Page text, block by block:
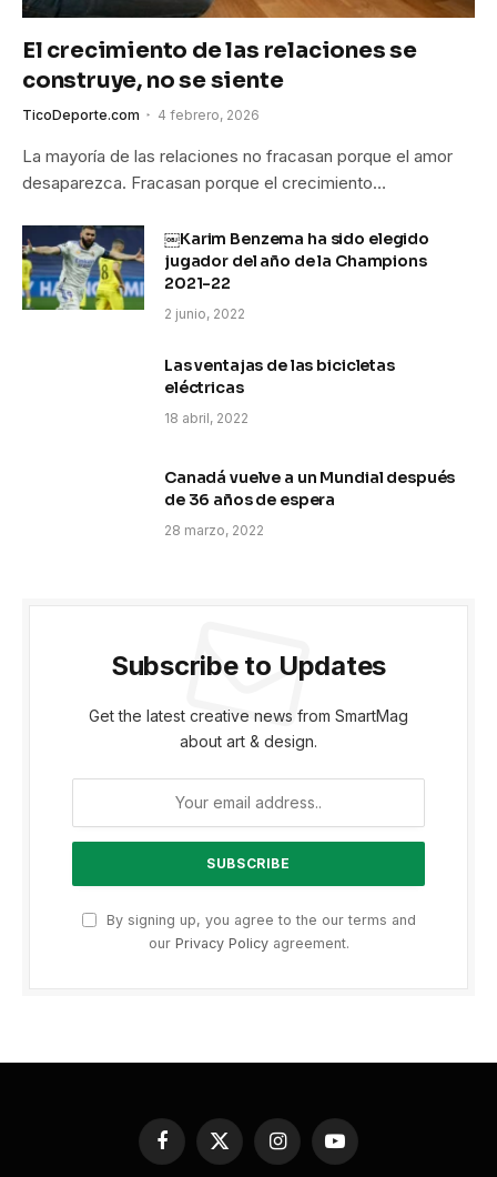
El crecimiento de las relaciones se
construye, no se siente
TicoDeporte.com 4 febrero, 2026
La mayoría de las relaciones no fracasan porque el amor
desaparezca. Fracasan porque el crecimiento…
￼Karim Benzema ha sido elegido
jugador del año de la Champions
2021-22
2 junio, 2022
Las ventajas de las bicicletas
eléctricas
18 abril, 2022
Canadá vuelve a un Mundial después
de 36 años de espera
28 marzo, 2022
Subscribe to Updates
Get the latest creative news from SmartMag
about art & design.
By signing up, you agree to the our terms and
our Privacy Policyagreement.
Facebook
X
(Twitter)
InstagramYouTube